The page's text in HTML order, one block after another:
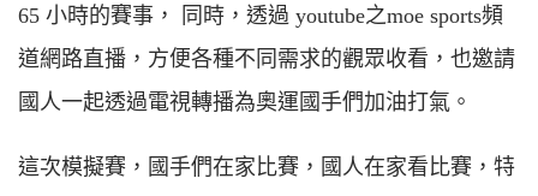
65 小時的賽事， 同時，透過 youtube之moe sports頻
道網路直播，方便各種不同需求的觀眾收看，也邀請
國人一起透過電視轉播為奧運國手們加油打氣。
這次模擬賽，國手們在家比賽，國人在家看比賽，特